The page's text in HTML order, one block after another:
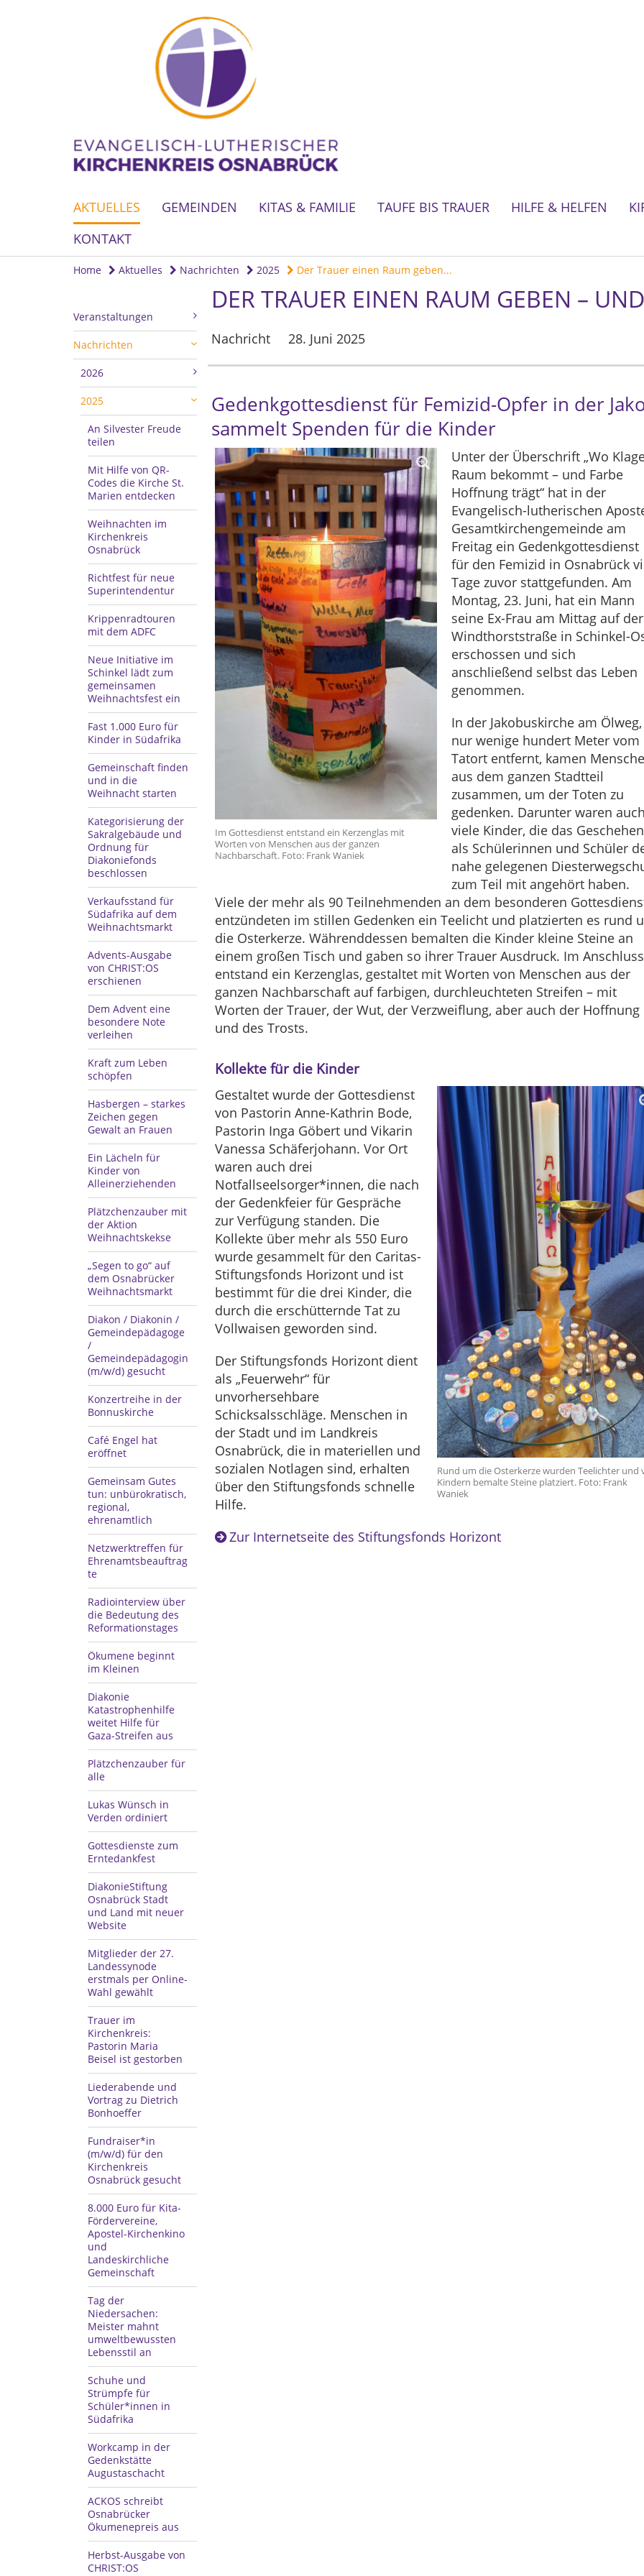
AKTUELLES GEMEINDEN KITAS & FAMILIE TAUFE BIS TRAUER HILFE & HELFEN
KONTAKT
Home Aktuelles Nachrichten 2025 Der Trauer einen Raum geben...
Veranstaltungen
Nachrichten
2026
2025
An Silvester Freude
teilen
Mit Hilfe von QR-
Codes die Kirche St.
Marien entdecken
Weihnachten im
Kirchenkreis
Osnabrück
Richtfest für neue
Superintendentur
Krippenradtouren
mit dem ADFC
Neue Initiative im
Schinkel lädt zum
gemeinsamen
Weihnachtsfest ein
Fast 1.000 Euro für
Kinder in Südafrika
Gemeinschaft finden
und in die
Weihnacht starten
Kategorisierung der
Sakralgebäude und
Ordnung für
Diakoniefonds
beschlossen
Verkaufsstand für
Südafrika auf dem
Weihnachtsmarkt
Advents-Ausgabe
von CHRIST:OS
erschienen
Dem Advent eine
besondere Note
verleihen
Kraft zum Leben
schöpfen
Hasbergen – starkes
Zeichen gegen
Gewalt an Frauen
Ein Lächeln für
Kinder von
Alleinerziehenden
Plätzchenzauber mit
der Aktion
Weihnachtskekse
„Segen to go“ auf
dem Osnabrücker
Weihnachtsmarkt
Diakon / Diakonin /
Gemeindepädagoge
/
Gemeindepädagogin
(m/w/d) gesucht
Konzertreihe in der
Bonnuskirche
Café Engel hat
eröffnet
Gemeinsam Gutes
tun: unbürokratisch,
regional,
ehrenamtlich
Netzwerktreffen für
Ehrenamtsbeauftrag
te
Radiointerview über
die Bedeutung des
Reformationstages
Ökumene beginnt
im Kleinen
Diakonie
Katastrophenhilfe
weitet Hilfe für
Gaza-Streifen aus
Plätzchenzauber für
alle
Lukas Wünsch in
Verden ordiniert
Gottesdienste zum
Erntedankfest
DiakonieStiftung
Osnabrück Stadt
und Land mit neuer
Website
Mitglieder der 27.
Landessynode
erstmals per Online-
Wahl gewählt
Trauer im
Kirchenkreis:
Pastorin Maria
Beisel ist gestorben
Liederabende und
Vortrag zu Dietrich
Bonhoeffer
Fundraiser*in
(m/w/d) für den
Kirchenkreis
Osnabrück gesucht
8.000 Euro für Kita-
Fördervereine,
Apostel-Kirchenkino
und
Landeskirchliche
Gemeinschaft
Tag der
Niedersachen:
Meister mahnt
umweltbewussten
Lebensstil an
Schuhe und
Strümpfe für
Schüler*innen in
Südafrika
Workcamp in der
Gedenkstätte
Augustaschacht
ACKOS schreibt
Osnabrücker
Ökumenepreis aus
Herbst-Ausgabe von
CHRIST:OS
DER TRAUER EINEN RAUM GEBEN –
Nachricht 28. Juni 2025
Gedenkgottesdienst für Femizid-Opfer in der
sammelt Spenden für die Kinder
Im Gottesdienst entstand ein Kerzenglas mit
Worten von Menschen aus der ganzen
Nachbarschaft. Foto: Frank Waniek
Unter der Überschrift „Wo
Raum bekommt – und Farbe
Hoffnung trägt“ hat in der
Evangelisch-lutherischen
Gesamtkirchengemeinde am
Freitag ein Gedenkgottesdienst
für den Femizid in Osnabrück
Tage zuvor stattgefunden. Am
Montag, 23. Juni, hat ein Mann
seine Ex-Frau am Mittag auf der
Windthorststraße in Schinkel-
erschossen und sich
anschließend selbst das Leben
genommen.
In der Jakobuskirche am Ölweg,
nur wenige hundert Meter vom
Tatort entfernt, kamen
aus dem ganzen Stadtteil
zusammen, um der Toten zu
gedenken. Darunter waren
viele Kinder, die das Geschehen
als Schülerinnen und Schüler
nahe gelegenen
zum Teil mit angehört haben.
Viele der mehr als 90 Teilnehmenden an dem besonderen
entzündeten im stillen Gedenken ein Teelicht und platzierten es rund
die Osterkerze. Währenddessen bemalten die Kinder kleine Steine an
einem großen Tisch und gaben so ihrer Trauer Ausdruck. Im Anschluss
entstand ein Kerzenglas, gestaltet mit Worten von Menschen aus der
ganzen Nachbarschaft auf farbigen, durchleuchteten Streifen – mit
Worten der Trauer, der Wut, der Verzweiflung, aber auch der Hoffnung
und des Trosts.
Kollekte für die Kinder
Rund um die Osterkerze wurden Teelichter und
Kindern bemalte Steine platziert. Foto: Frank
Waniek
Gestaltet wurde der Gottesdienst
von Pastorin Anne-Kathrin Bode,
Pastorin Inga Göbert und Vikarin
Vanessa Schäferjohann. Vor Ort
waren auch drei
Notfallseelsorger*innen, die nach
der Gedenkfeier für Gespräche
zur Verfügung standen. Die
Kollekte über mehr als 550 Euro
wurde gesammelt für den Caritas-
Stiftungsfonds Horizont und ist
bestimmt für die drei Kinder, die
durch die erschütternde Tat zu
Vollwaisen geworden sind.
Der Stiftungsfonds Horizont dient
als „Feuerwehr“ für
unvorhersehbare
Schicksalsschläge. Menschen in
der Stadt und im Landkreis
Osnabrück, die in materiellen und
sozialen Notlagen sind, erhalten
über den Stiftungsfonds schnelle
Hilfe.
Zur Internetseite des Stiftungsfonds Horizont